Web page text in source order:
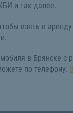
и так далее.
взять в
в Брянске
по телефону: